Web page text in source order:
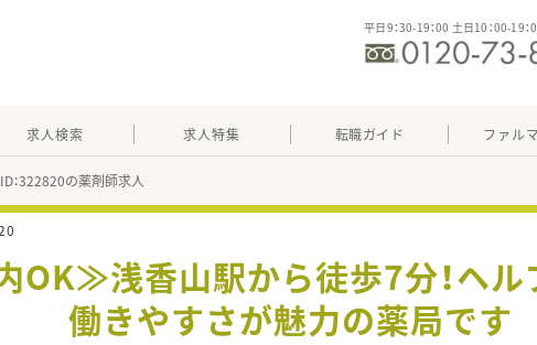
平日9：30-19：00 土日10：00-19：
求人検索 求人特集 転職ガイド ファル
：322820の薬剤師求人
OK≫浅香山駅から徒歩7分！ヘ
働きやすさが魅力の薬局です